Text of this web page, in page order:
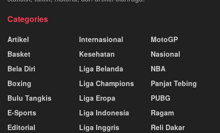
Categories
Artikel
Basket
Bela Diri
Boxing
Bulu Tangkis
E-Sports
Editorial
Internasional
Kesehatan
Liga Belanda
Liga Champions
Liga Eropa
Liga Indonesia
Liga Inggris
MotoGP
Nasional
NBA
Panjat Tebing
PUBG
Ragam
Reli Dakar